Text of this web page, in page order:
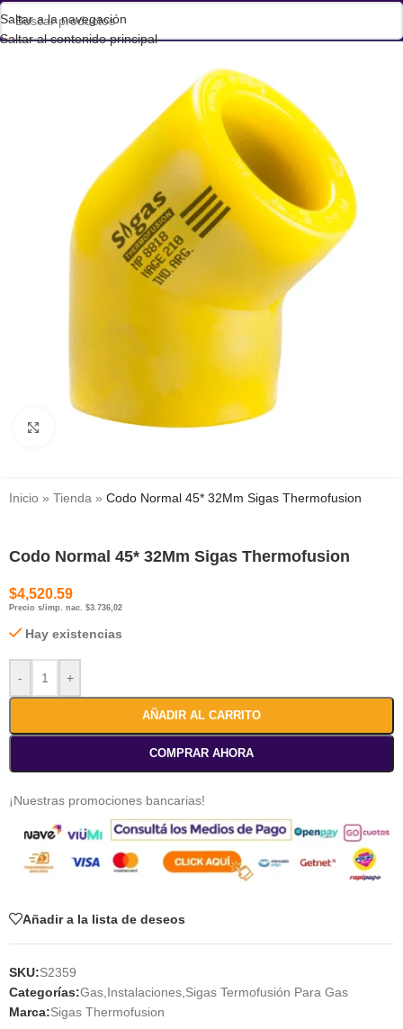
Saltar a la navegación
Saltar al contenido principal
Haga clic para ampliar
Inicio » Tienda » Codo Normal 45* 32Mm Sigas Thermofusion
Codo Normal 45* 32Mm Sigas Thermofusion
$4,520.59
Precio s/imp. nac. $3.736,02
Hay existencias
- +
AÑADIR AL CARRITO
COMPRAR AHORA
¡Nuestras promociones bancarias!
Añadir a la lista de deseos
SKU:S2359
Categorías:Gas,Instalaciones,Sigas Termofusión Para Gas
Marca:Sigas Thermofusion